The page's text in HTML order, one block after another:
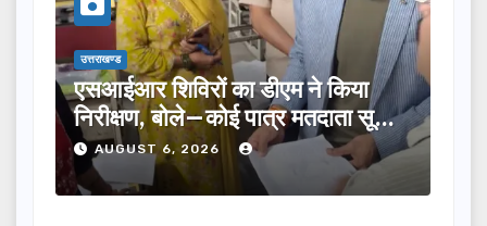
उत्तराखण्ड
तीलू रौतेली पुरस्कार के लिए 13 महिलाओं
का चयन, 35 आंगनबाड़ी कार्यकर्तियां भी
होंगी सम्मानित…
AUGUST 6, 2026